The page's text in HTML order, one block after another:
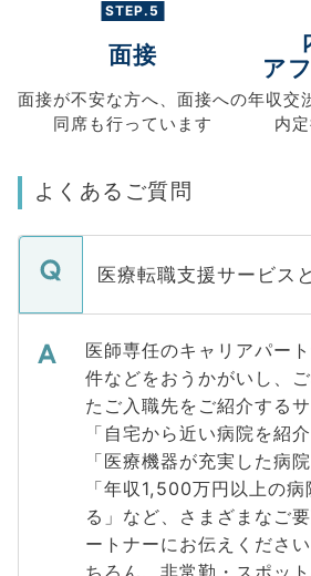
STEP.5
面接
面接が不安な方へ、 面接への
同席も行っています
ア
年収交
内
よくあるご質問
医療転職支援サービス
医師専任のキャリアパー
件などをおうかがいし、
たご入職先をご紹介するサ
「自宅から近い病院を紹
「医療機器が充実した病
「年収1,500万円以上の
る」など、さまざまなご
ートナーにお伝えくださ